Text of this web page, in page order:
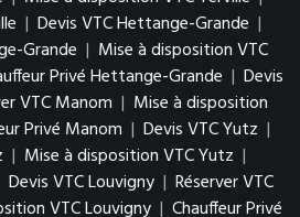
| Devis VTC Hettange-Grande |
Grande | Mise à disposition VTC
Privé Hettange-Grande | Devis
VTC Manom | Mise à disposition
Privé Manom | Devis VTC Yutz |
| Mise à disposition VTC Yutz |
Devis VTC Louvigny | Réserver VTC
VTC Louvigny | Chauffeur Privé